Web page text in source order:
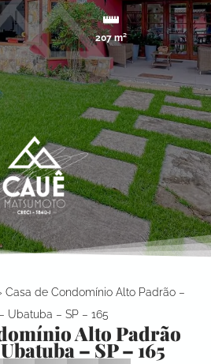
207 m²
Casa de Condomínio Alto Padrão –
Ubatuba – SP – 165
Alto Padrão
– SP – 165